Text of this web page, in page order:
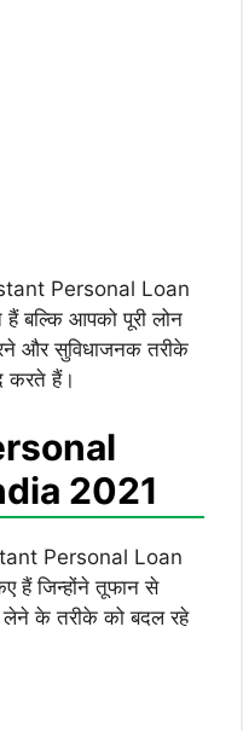
Personal Loan
बल्कि आपको पूरी लोन
और सुविधाजनक तरीके
करते हैं।
2021
Personal Loan
हैं जिन्होंने तूफान से
लेने के तरीके को बदल रहे